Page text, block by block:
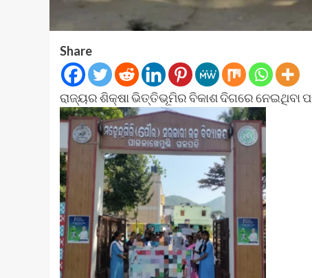
Share
ରାଜ୍ୟର ଶିକ୍ଷା ଭିତ୍ତିଭୂମିର ବିକାଶ ଦିଗରେ ନେଇଥିବା